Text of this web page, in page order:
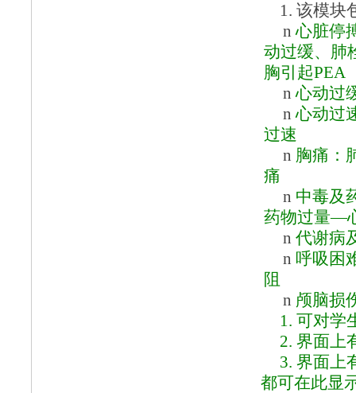
1. 该模块
n心脏停
动过缓、肺
胸引起PEA
n心动过
n心动过
过速
n 胸痛：
痛
n 中毒及
药物过量—
n 代谢病
n 呼吸困
阻
n 颅脑损
1. 可对学
2. 界面上
3. 界面上
都可在此显